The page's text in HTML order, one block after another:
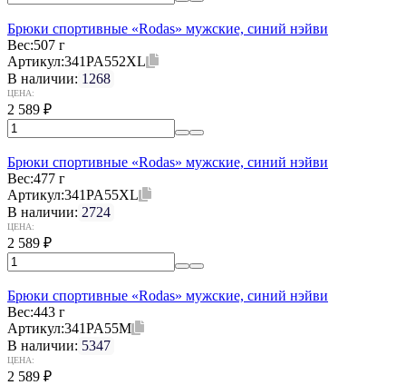
Брюки спортивные «Rodas» мужские, синий нэйви
Вес:507 г
Артикул:341PA552XL
В наличии: 1268
ЦЕНА:
2 589 ₽
Брюки спортивные «Rodas» мужские, синий нэйви
Вес:477 г
Артикул:341PA55XL
В наличии: 2724
ЦЕНА:
2 589 ₽
Брюки спортивные «Rodas» мужские, синий нэйви
Вес:443 г
Артикул:341PA55M
В наличии: 5347
ЦЕНА:
2 589 ₽